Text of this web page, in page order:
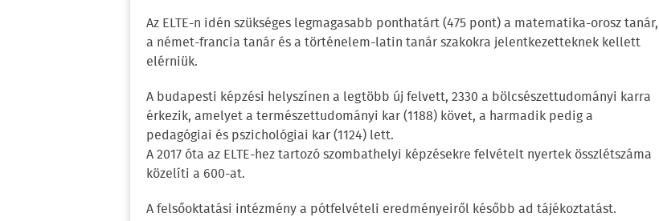
Az ELTE-n idén szükséges legmagasabb ponthatárt (475 pont) a matematika-orosz tanár,
a német-francia tanár és a történelem-latin tanár szakokra jelentkezetteknek kellett
elérniük.
A budapesti képzési helyszínen a legtöbb új felvett, 2330 a bölcsészettudományi karra
érkezik, amelyet a természettudományi kar (1188) követ, a harmadik pedig a
pedagógiai és pszichológiai kar (1124) lett.
A 2017 óta az ELTE-hez tartozó szombathelyi képzésekre felvételt nyertek összlétszáma
közelíti a 600-at.
A felsőoktatási intézmény a pótfelvételi eredményeiről később ad tájékoztatást.